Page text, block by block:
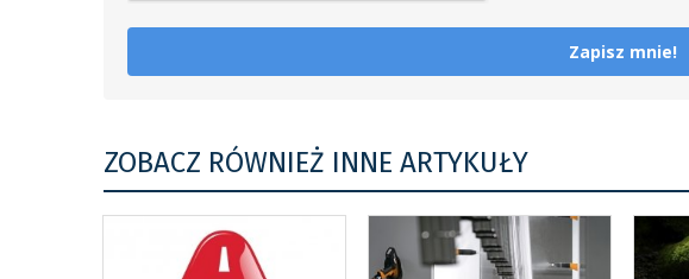
Zapisz mnie!
ZOBACZ RÓWNIEŻ INNE ARTYKUŁY